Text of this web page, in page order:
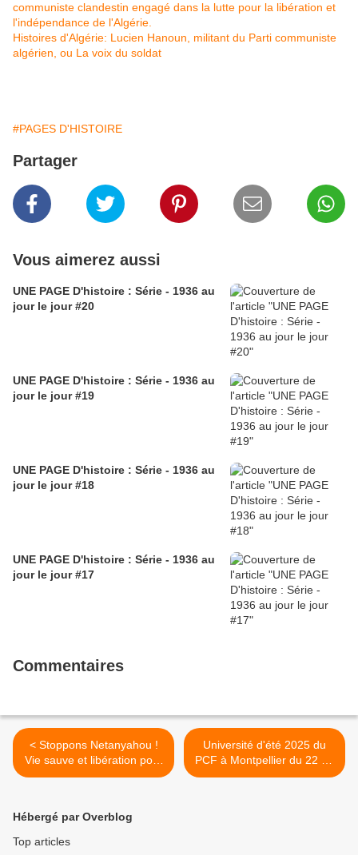
communiste clandestin engagé dans la lutte pour la libération et
l'indépendance de l'Algérie.
Histoires d'Algérie: Lucien Hanoun, militant du Parti communiste
algérien, ou La voix du soldat
#PAGES D'HISTOIRE
Partager
Vous aimerez aussi
UNE PAGE D'histoire : Série - 1936 au
jour le jour #20
UNE PAGE D'histoire : Série - 1936 au
jour le jour #19
UNE PAGE D'histoire : Série - 1936 au
jour le jour #18
UNE PAGE D'histoire : Série - 1936 au
jour le jour #17
Commentaires
< Stoppons Netanyahou !
Vie sauve et libération pour
Marwan Barghouti ! -
Université d'été 2025 du
PCF à Montpellier du 22 au
24 août: 12 camarades du
Hébergé par Overblog
Top articles